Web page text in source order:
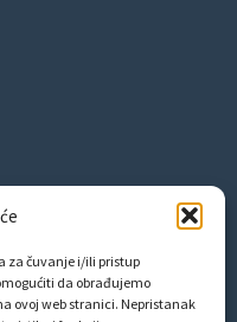
za čuvanje i/ili pristup
da obrađujemo
ovoj web stranici. Nepristanak